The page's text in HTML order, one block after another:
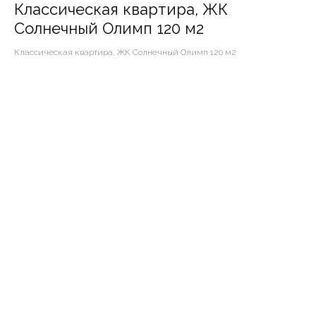
Классическая квартира, ЖК
Солнечный Олимп 120 м2
Классическая квартира, ЖК Солнечный Олимп 120 м2